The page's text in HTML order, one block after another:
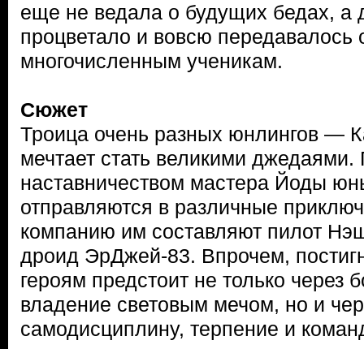
еще не ведала о будущих бедах, а
процветало и вовсю передавалось
многочисленным ученикам.
Сюжет
Троица очень разных юнлингов —
мечтает стать великими джедаями.
наставничеством мастера Йоды
отправляются в различные
компанию им составляют пилот
дроид ЭрДжей-83. Впрочем,
героям предстоит не только через
владение световым мечом, но и
самодисциплину, терпение и